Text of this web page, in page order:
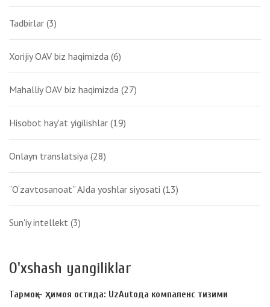
Tadbirlar (3)
Xorijiy OAV biz haqimizda (6)
Mahalliy OAV biz haqimizda (27)
Hisobot hay'at yigilishlar (19)
Onlayn translatsiya (28)
“O‘zavtosanoat” AJda yoshlar siyosati (13)
Sun'iy intellekt (3)
O'xshash yangiliklar
Тармоқ – ҳимоя остида: UzAutoда компаленс тизими